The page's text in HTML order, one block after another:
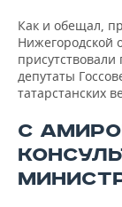
Как и обещал,
Нижегородской
депутаты
татарстанских
С